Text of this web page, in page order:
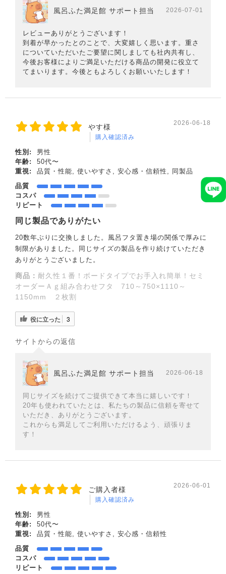
風呂ふた満足館 サポート担当 2026-07-01
レビューありがとうございます！
到着が早かったとのことで、大変嬉しく思います。重さ
についていただいたご要望に関しましても社内共有し、
今後お客様によりご満足いただける商品の開発に役立て
てまいります。今後ともよろしくお願いいたします！
やす様
購入確認済み
2026-06-18
性別:
男性
年齢:
50代〜
重視:
品質・性能, 使いやすさ, 安心感・信頼性, 同製品
品質
コスパ
リピート
同じ製品でありがたい
20数年ぶりに交換しました。風呂フタ置き場の関係で厚みに
制限がありました。同じサイズの製品を作り続けていただき
ありがとうございました。
商品： 耐久性１番！ボードタイプでお手入れ簡単！セミ
オーダーＡｇ組み合わせフタ 710～750×1110～
1150mm ２枚割
役に立った 3
サイトからの返信
風呂ふた満足館 サポート担当 2026-06-18
同じサイズを続けてご提供できて本当に嬉しいです！
20年も使われていたとは、私たちの製品に信頼を寄せて
いただき、ありがとうございます。
これからも満足してご利用いただけるよう、頑張りま
す！
ご購入者様
購入確認済み
2026-06-01
性別:
男性
年齢:
50代〜
重視:
品質・性能, 使いやすさ, 安心感・信頼性
品質
コスパ
リピート